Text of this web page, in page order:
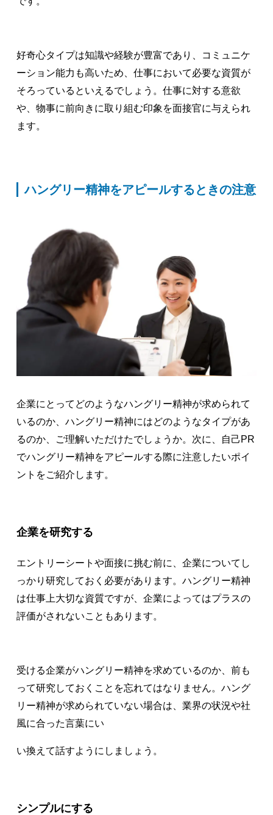
好奇心タイプは知識や経験が豊富であり、コミュニケ
ーション能力も高いため、仕事において必要な資質が
そろっているといえるでしょう。仕事に対する意欲
や、物事に前向きに取り組む印象を面接官に与えられ
ます。
ハングリー精神をアピールするときの注意
企業にとってどのようなハングリー精神が求められて
いるのか、ハングリー精神にはどのようなタイプがあ
るのか、ご理解いただけたでしょうか。次に、自己PR
でハングリー精神をアピールする際に注意したいポイ
ントをご紹介します。
企業を研究する
エントリーシートや面接に挑む前に、企業についてし
っかり研究しておく必要があります。ハングリー精神
は仕事上大切な資質ですが、企業によってはプラスの
評価がされないこともあります。
受ける企業がハングリー精神を求めているのか、前も
って研究しておくことを忘れてはなりません。ハング
リー精神が求められていない場合は、業界の状況や社
風に合った言葉にい
い換えて話すようにしましょう。
シンプルにする